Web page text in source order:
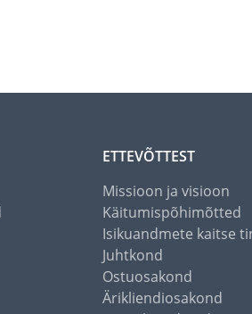
ETTEVÕTTEST
Missioon ja visioon
Käitumispõhimõtted
Isikuandmete kaitse
Juhtkond
Ostuosakond
Ärikliendiosakond